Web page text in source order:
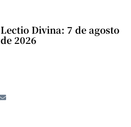
Lectio Divina: 7 de agosto
de 2026